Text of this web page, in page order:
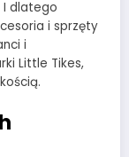
I dlatego
i sprzęty
i
Little Tikes,